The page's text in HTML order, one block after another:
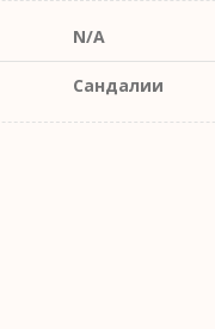
N/A
Сандалии